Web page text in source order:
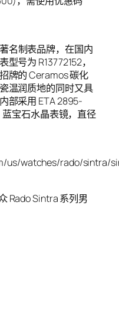
名制表品牌，在国内
号为 R13772152，
牌的 Ceramos 碳化
温润质地的同时又具
部采用 ETA 2895-
宝石水晶表镜，直径
watches/rado/sintra/
Rado Sintra 系列男